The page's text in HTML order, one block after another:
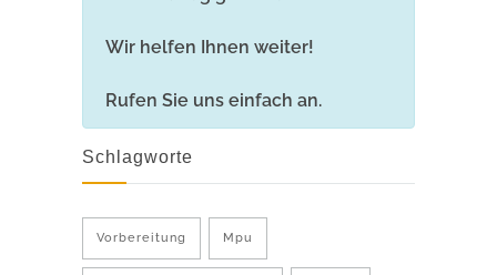
Wir helfen Ihnen weiter!
Rufen Sie uns einfach an.
Schlagworte
Vorbereitung Mpu